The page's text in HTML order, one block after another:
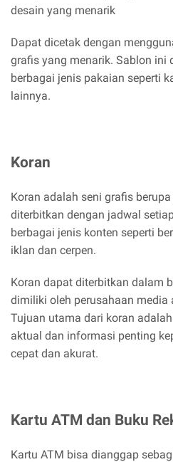
desain yang menarik
Dapat dicetak dengan
grafis yang menarik. Sablon ini
berbagai jenis pakaian seperti
lainnya.
Koran
Koran adalah seni grafis
diterbitkan dengan jadwal
berbagai jenis konten seperti
iklan dan cerpen.
Koran dapat diterbitkan dalam
dimiliki oleh perusahaan media
Tujuan utama dari koran
aktual dan informasi penting
cepat dan akurat.
Kartu ATM dan Buku
Kartu ATM bisa dianggap